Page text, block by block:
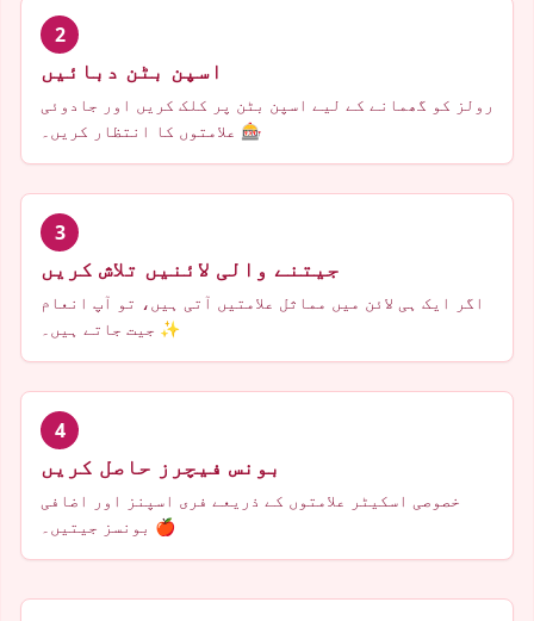
2
اسپن بٹن دبائیں
رولز کو گھمانے کے لیے اسپن بٹن پر کلک کریں اور جادوئی
علامتوں کا انتظار کریں۔ 🎰
3
جیتنے والی لائنیں تلاش کریں
اگر ایک ہی لائن میں مماثل علامتیں آتی ہیں، تو آپ انعام
جیت جاتے ہیں۔ ✨
4
بونس فیچرز حاصل کریں
خصوصی اسکیٹر علامتوں کے ذریعے فری اسپنز اور اضافی
بونسز جیتیں۔ 🍎